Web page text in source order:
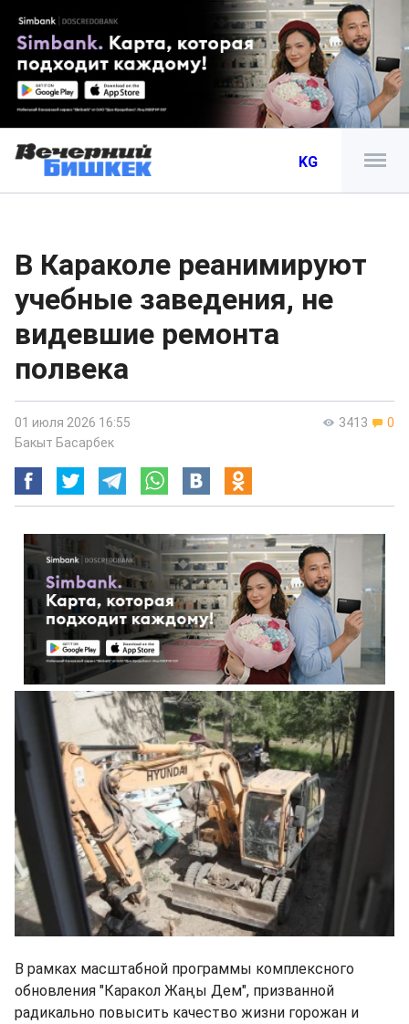
KG
В Караколе реанимируют
учебные заведения, не
видевшие ремонта
полвека
3413 0
01 июля 2026 16:55
Бакыт Басарбек
В рамках масштабной программы комплексного
обновления "Каракол Жаңы Дем", призванной
радикально повысить качество жизни горожан и